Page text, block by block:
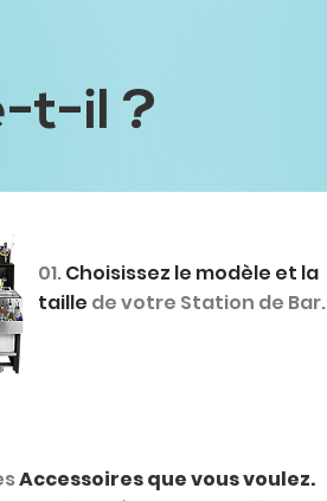
t-il ?
01.Choisissez le modèle et la
taille de votre Station de Bar.
Accessoires que vous voulez.